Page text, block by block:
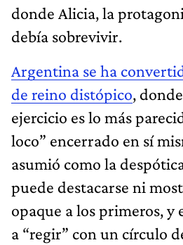
donde Alicia, la
debía sobrevivir.
Argentina se ha
de reino distópico,
ejercicio es lo más
loco” encerrado en sí
asumió como la
puede destacarse ni
opaque a los primeros, y
a “regir” con un círculo